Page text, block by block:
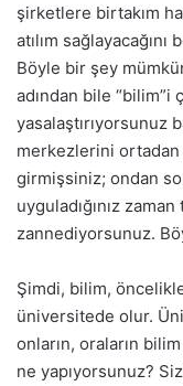
şirketlere birtakım
atılım
Böyle bir şey
adından bile “bilim”i
yasalaştırıyorsunuz
merkezlerini ortadan
girmişsiniz; ondan
uyguladığınız zaman
zannediyorsunuz.
Şimdi, bilim,
üniversitede olur.
onların, oraların
ne yapıyorsunuz?